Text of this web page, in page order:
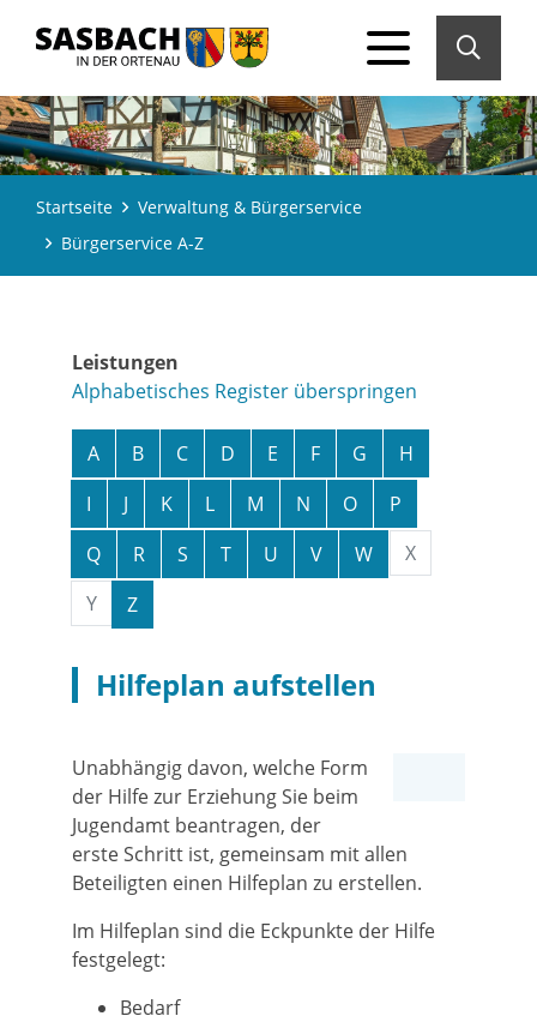
Startseite
Verwaltung & Bürgerservice
Bürgerservice A-Z
Leistungen
Alphabetisches Register überspringen
A B C D E F G
H
I
J K L M N O
P
Q
R S T U V W
X
Y
Z
Hilfeplan aufstellen
Unabhängig davon, welche Form
der Hilfe zur Erziehung Sie beim
Jugendamt beantragen, der
erste Schritt ist, gemeinsam mit allen
Beteiligten einen Hilfeplan zu erstellen.
Im Hilfeplan sind die Eckpunkte der Hilfe
festgelegt:
Bedarf